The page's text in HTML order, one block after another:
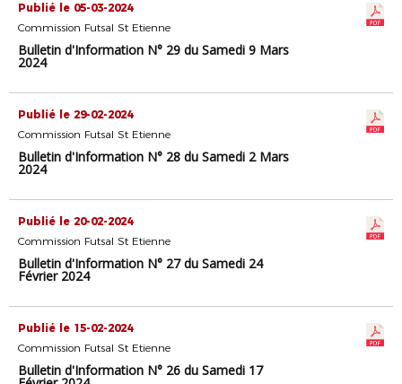
Publié le 05-03-2024
Commission Futsal St Etienne
Bulletin d'Information N° 29 du Samedi 9 Mars
2024
Publié le 29-02-2024
Commission Futsal St Etienne
Bulletin d'Information N° 28 du Samedi 2 Mars
2024
Publié le 20-02-2024
Commission Futsal St Etienne
Bulletin d'Information N° 27 du Samedi 24
Février 2024
Publié le 15-02-2024
Commission Futsal St Etienne
Bulletin d'Information N° 26 du Samedi 17